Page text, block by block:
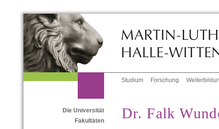
Studium Forschung
Die Universität
Fakultäten
Dr. Falk